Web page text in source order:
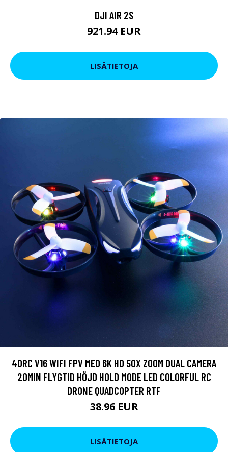
DJI AIR 2S
921.94 EUR
LISÄTIETOJA
4DRC V16 WIFI FPV MED 6K HD 50X ZOOM DUAL CAMERA
20MIN FLYGTID HÖJD HOLD MODE LED COLORFUL RC
DRONE QUADCOPTER RTF
38.96 EUR
LISÄTIETOJA